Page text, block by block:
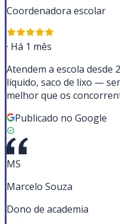
Coordenadora escolar
· Há 1 mês
Atendem a escola desde
líquido, saco de lixo —
melhor que os
Publicado no Google
MS
Marcelo Souza
Dono de academia